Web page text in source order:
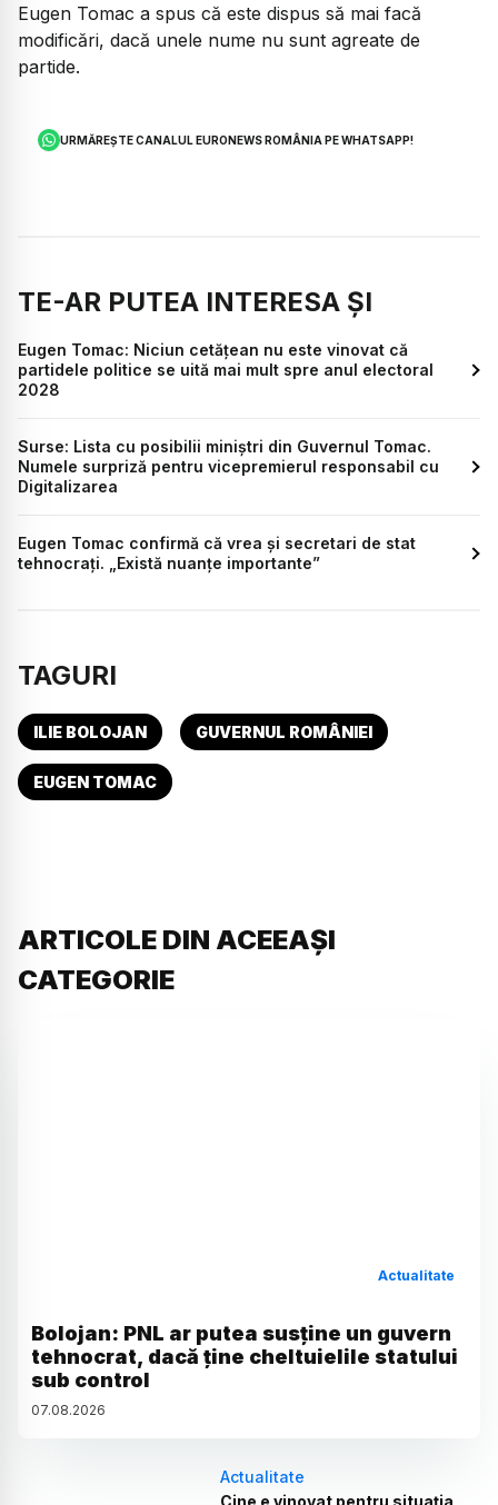
Eugen Tomac a spus că este dispus să mai facă
modificări, dacă unele nume nu sunt agreate de
partide.
URMĂREȘTE CANALUL EURONEWS ROMÂNIA PE WHATSAPP!
TE-AR PUTEA INTERESA ȘI
Eugen Tomac: Niciun cetățean nu este vinovat că
partidele politice se uită mai mult spre anul electoral
2028
Surse: Lista cu posibilii miniștri din Guvernul Tomac.
Numele surpriză pentru vicepremierul responsabil cu
Digitalizarea
Eugen Tomac confirmă că vrea și secretari de stat
tehnocrați. „Există nuanțe importante”
TAGURI
ILIE BOLOJAN GUVERNUL ROMÂNIEI
EUGEN TOMAC
ARTICOLE DIN ACEEAȘI
CATEGORIE
Actualitate
Bolojan: PNL ar putea susține un guvern
tehnocrat, dacă ține cheltuielile statului
sub control
07.08.2026
Actualitate
Cine e vinovat pentru situația